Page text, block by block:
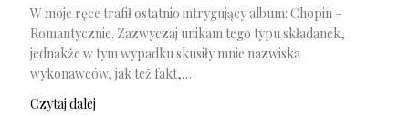
W moje ręce trafił ostatnio intrygujący album: Chopin –
Romantycznie. Zazwyczaj unikam tego typu składanek,
jednakże w tym wypadku skusiły mnie nazwiska
wykonawców, jak też fakt,…
Czytaj dalej